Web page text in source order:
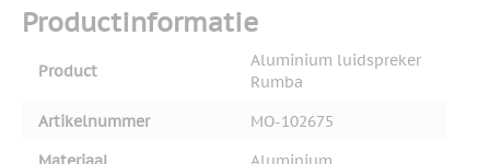
Productinformatie
Product
Aluminium luidspreker
Rumba
Artikelnummer
MO-102675